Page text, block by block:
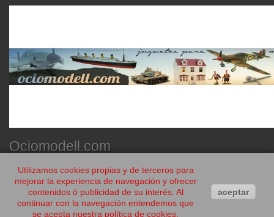
Ociomodell.com
Utilizamos cookies propias y de terceros para
mejorar la experiencia de navegación y ofrecer
contenidos ó publicidad de su interés. Al
continuar con la navegación entendemos que
se acepta nuestra política de cookies.
aceptar